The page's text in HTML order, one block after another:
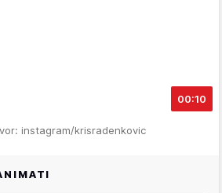
00:10
instagram/krisradenkovic